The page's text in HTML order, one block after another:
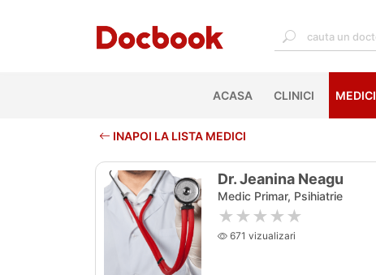
ACASA(CURRENT)
CLINICI MEDICI
INAPOI LA LISTA MEDICI
Dr. Jeanina Neagu
Medic Primar, Psihiatrie
★★★★★
671 vizualizari